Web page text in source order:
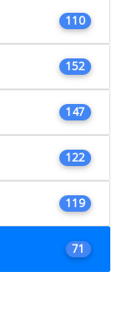
110
152
147
122
119
71